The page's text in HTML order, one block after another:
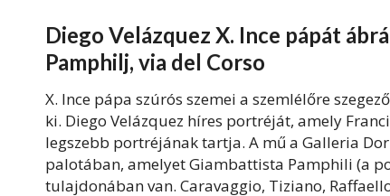
Diego Velázquez X. Ince pápát
Pamphilj, via del Corso
X. Ince pápa szúrós szemei a szemlélőre
ki. Diego Velázquez híres portréját, amely
legszebb portréjának tartja. A mű a Galleria
palotában, amelyet Giambattista Pamphili (a
tulajdonában van. Caravaggio, Tiziano,